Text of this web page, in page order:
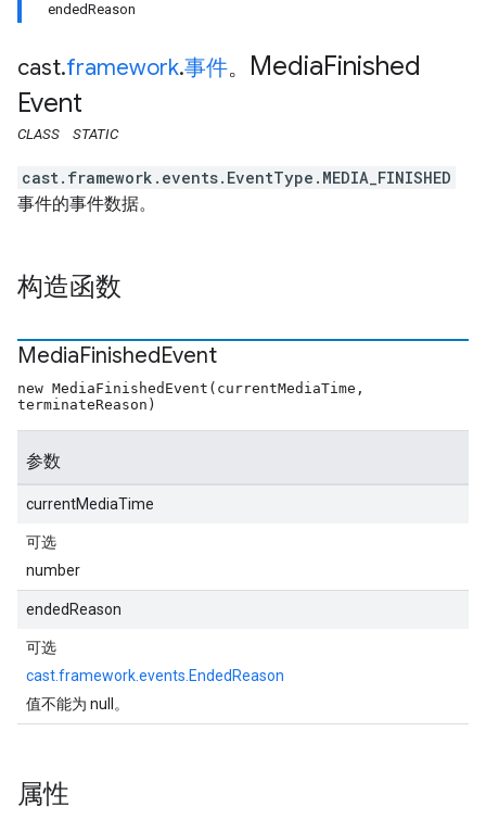
endedReason
cast.framework.事件。 MediaFinished
Event
CLASS STATIC
cast.framework.events.EventType.MEDIA_FINISHED
事件的事件数据。
构造函数
MediaFinishedEvent
new MediaFinishedEvent(currentMediaTime,
terminateReason)
参数
currentMediaTime
可选
number
endedReason
可选
cast.framework.events.EndedReason
值不能为 null。
属性